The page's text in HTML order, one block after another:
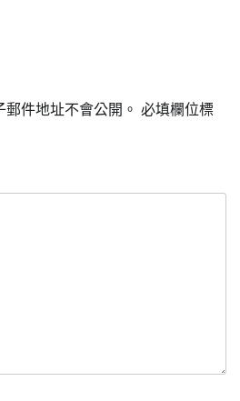
件地址不會公開。 必填欄位標